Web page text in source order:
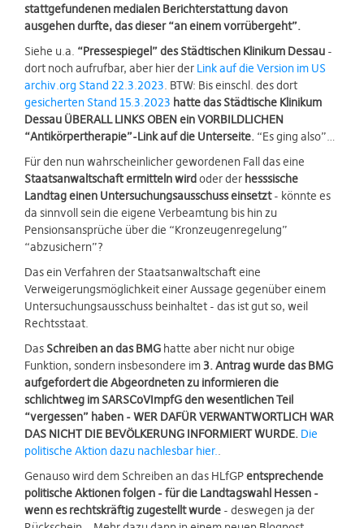
stattgefundenen medialen Berichterstattung davon
ausgehen durfte, das dieser “an einem vorrübergeht”.
Siehe u.a. “Pressespiegel” des Städtischen Klinikum Dessau -
dort noch aufrufbar, aber hier der Link auf die Version im US
archiv.org Stand 22.3.2023. BTW: Bis einschl. des dort
gesicherten Stand 15.3.2023 hatte das Städtische Klinikum
Dessau ÜBERALL LINKS OBEN ein VORBILDLICHEN
“Antikörpertherapie”-Link auf die Unterseite. “Es ging also”…
Für den nun wahrscheinlicher gewordenen Fall das eine
Staatsanwaltschaft ermitteln wirdoder der hesssische
Landtag einen Untersuchungsausschuss einsetzt- könnte es
da sinnvoll sein die eigene Verbeamtung bis hin zu
Pensionsansprüche über die “Kronzeugenregelung”
“abzusichern”?
Das ein Verfahren der Staatsanwaltschaft eine
Verweigerungsmöglichkeit einer Aussage gegenüber einem
Untersuchungsausschuss beinhaltet - das ist gut so, weil
Rechtsstaat.
DasSchreiben an das BMG hatte aber nicht nur obige
Funktion, sondern insbesondere im3. Antrag wurde das BMG
aufgefordert die Abgeordneten zu informieren die
schlichtweg im SARSCoVImpfG den wesentlichen Teil
“vergessen” haben - WER DAFÜR VERWANTWORTLICH WAR
DAS NICHT DIE BEVÖLKERUNG INFORMIERT WURDE. Die
politische Aktion dazu nachlesbar hier..
Genauso wird dem Schreiben an das HLfGPentsprechende
politische Aktionen folgen - für die Landtagswahl Hessen -
wenn es rechtskräftig zugestellt wurde - deswegen ja der